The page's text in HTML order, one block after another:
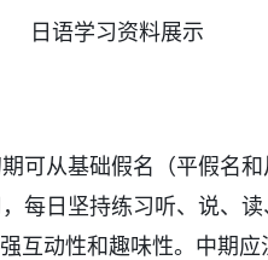
可从基础假名（平假名
每日坚持练习听、说、
互动性和趣味性。中期